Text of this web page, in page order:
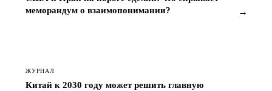
меморандум о взаимопонимании?
→
ЖУРНАЛ
Китай к 2030 году может решить главную